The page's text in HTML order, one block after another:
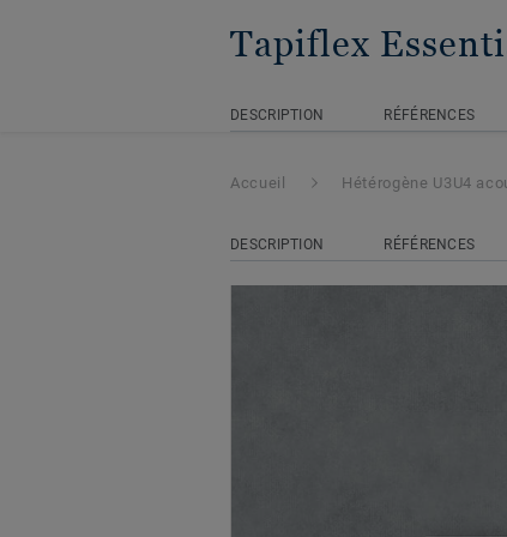
Tapiflex
DESCRIPTION RÉFÉRENCES
Accueil Hétérogène U3U4
DESCRIPTION RÉFÉRENCES